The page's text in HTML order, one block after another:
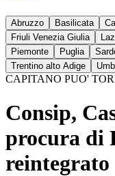
Abruzzo Basilicata
Friuli Venezia Giulia
Piemonte
Puglia
Trentino alto Adige
CAPITANO PUO'
Consip,
procura di
reintegrato